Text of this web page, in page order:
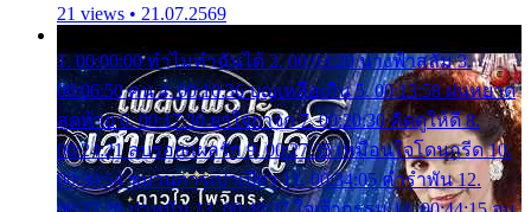
21 views • 21.07.2569
1. 00:00:00 ทำไมทำฉันได้ 2. 00:03:20 นางฟ้าสลัม 3.
00:06:50 คน 4. 00:10:36 บุญเหลือเกิน 5. 00:13:58 ฝนหยาด
สุดท้าย 6. 00:17:30 ยาใจยาจก 7. 00:20:30 คิดดูให้ดี 8.
00:24:21 ลบรอยแผลรัก 9. 00:27:35 เหมือนใจโดนกรีด 10.
00:30:54 ขบวนการเปาเปียว 11. 00:34:05 คำรำพัน 12.